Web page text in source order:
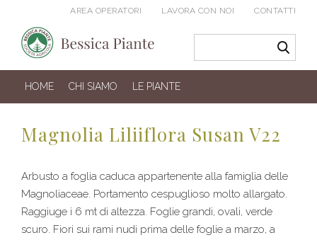
AREA OPERATORI LAVORA CON NOI CONTATTI
HOME CHI SIAMO LE PIANTE
Magnolia Liliiflora Susan V22
Arbusto a foglia caduca appartenente alla famiglia delle
Magnoliaceae. Portamento cespuglioso molto allargato.
Raggiuge i 6 mt di altezza. Foglie grandi, ovali, verde
scuro. Fiori sui rami nudi prima delle foglie a marzo, a